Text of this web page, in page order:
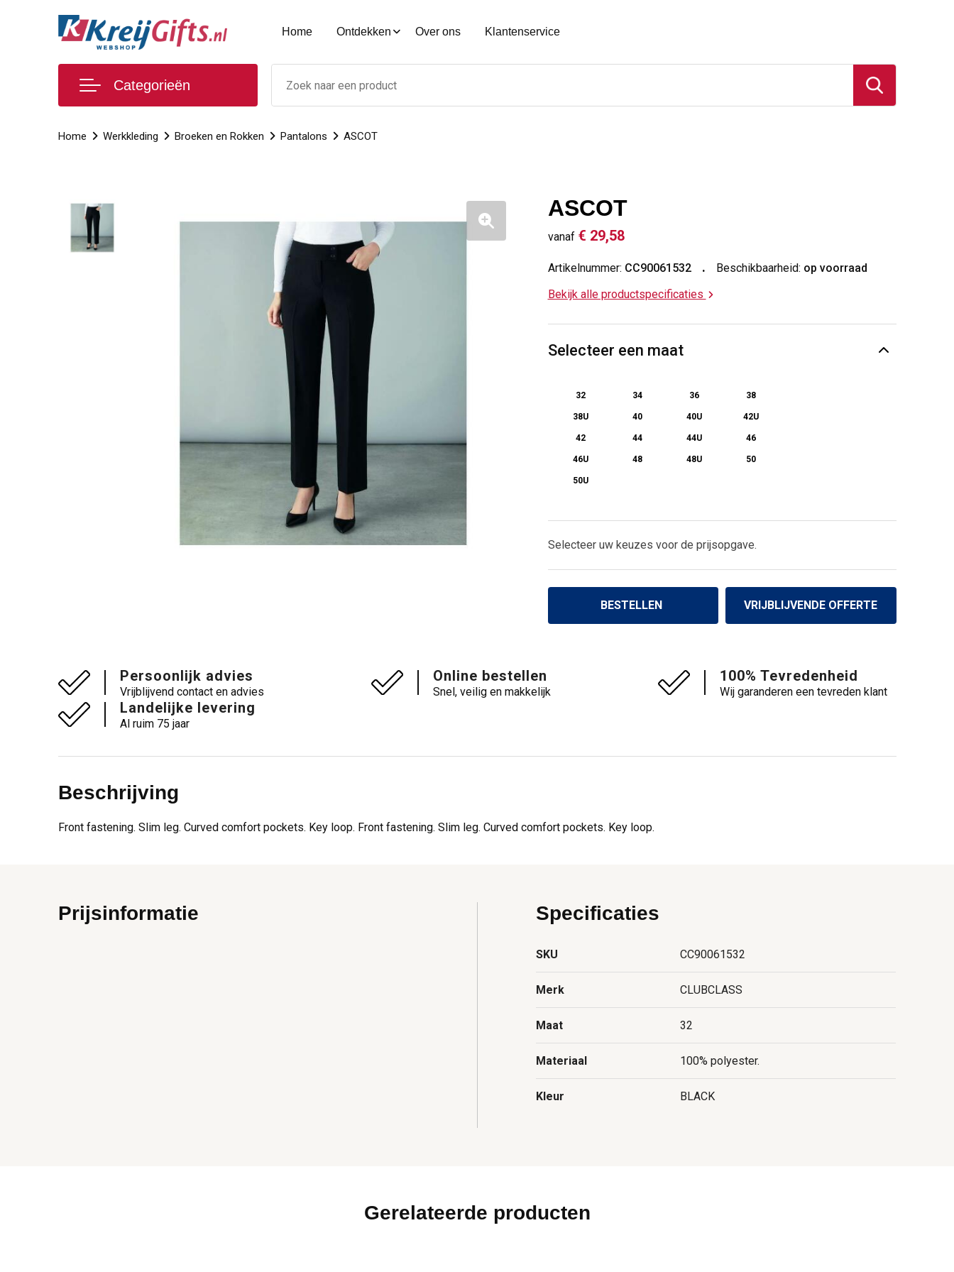
Home Ontdekken Over ons Klantenservice
Categorieën
Home Werkkleding Broeken en Rokken Pantalons ASCOT
ASCOT
vanaf € 29,58
Artikelnummer: CC90061532 Beschikbaarheid: op voorraad
Bekijk alle productspecificaties
Selecteer een maat
32 34 36 38
38U 40 40U 42U
42 44 44U 46
46U 48 48U 50
50U
Selecteer uw keuzes voor de prijsopgave.
BESTELLEN VRIJBLIJVENDE OFFERTE
Persoonlijk advies
Vrijblijvend contact en advies
Online bestellen
Snel, veilig en makkelijk
100% Tevredenheid
Wij garanderen een tevreden klant
Landelijke levering
Al ruim 75 jaar
Beschrijving
Front fastening. Slim leg. Curved comfort pockets. Key loop. Front fastening. Slim leg. Curved comfort pockets. Key loop.
Prijsinformatie Specificaties
SKU CC90061532
Merk CLUBCLASS
Maat 32
Materiaal 100% polyester.
Kleur BLACK
Gerelateerde producten